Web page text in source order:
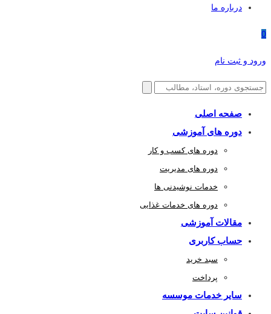
درباره ما
0
ورود و ثبت نام
صفحه اصلی
دوره های آموزشی
دوره های کسب و کار
دوره های مدیریت
خدمات نوشیدنی ها
دوره های خدمات غذایی
مقالات آموزشی
حساب کاربری
سبد خرید
پرداخت
سایر خدمات موسسه